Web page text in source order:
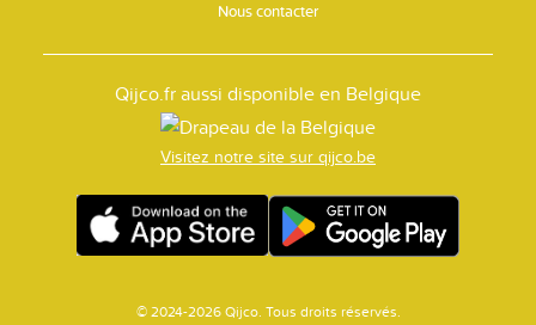
Nous contacter
Qijco.fr aussi disponible en Belgique
Visitez notre site sur qijco.be
© 2024-2026 Qijco. Tous droits réservés.